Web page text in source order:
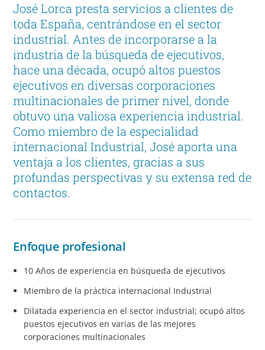
José Lorca presta servicios a clientes de
toda España, centrándose en el sector
industrial. Antes de incorporarse a la
industria de la búsqueda de ejecutivos,
hace una década, ocupó altos puestos
ejecutivos en diversas corporaciones
multinacionales de primer nivel, donde
obtuvo una valiosa experiencia industrial.
Como miembro de la especialidad
internacional Industrial, José aporta una
ventaja a los clientes, gracias a sus
profundas perspectivas y su extensa red de
contactos.
Enfoque profesional
10 Años de experiencia en búsqueda de ejecutivos
Miembro de la práctica internacional Industrial
Dilatada experiencia en el sector industrial; ocupó altos
puestos ejecutivos en varias de las mejores
corporaciones multinacionales